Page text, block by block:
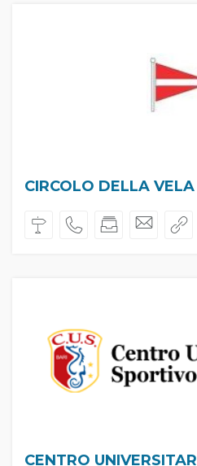
CIRCOLO DELLA
CENTRO